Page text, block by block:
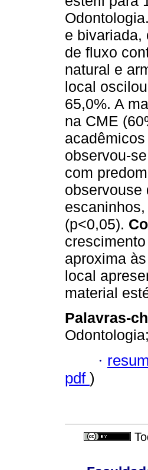
e
de fluxo
natural e
local
65,0%. A
na CME
observou-
com
observouse
(p<0,05).
aproxima
local
material
Palavras-
·
pdf )